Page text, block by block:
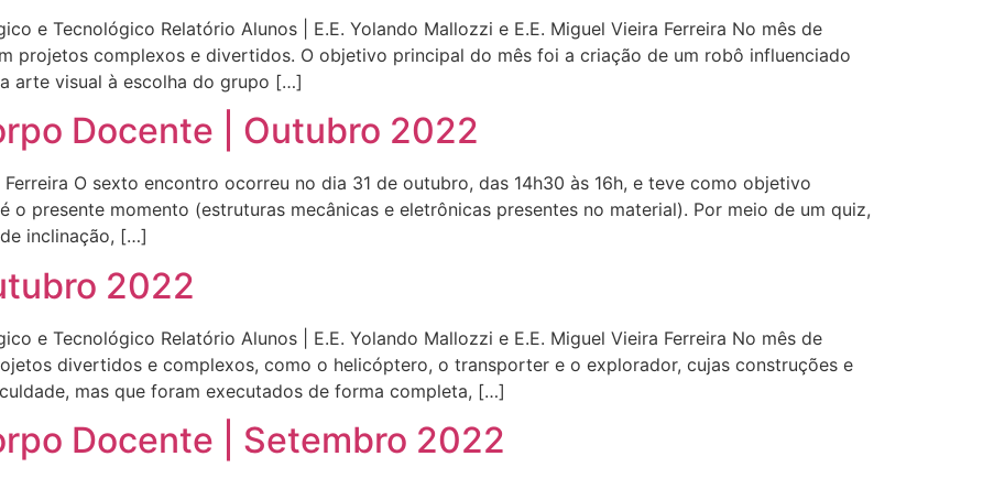
e Tecnológico Relatório Alunos | E.E. Yolando Mallozzi e E.E. Miguel Vieira Ferreira No mês de
projetos complexos e divertidos. O objetivo principal do mês foi a criação de um robô influenciado
arte visual à escolha do grupo […]
Docente | Outubro 2022
O sexto encontro ocorreu no dia 31 de outubro, das 14h30 às 16h, e teve como objetivo
presente momento (estruturas mecânicas e eletrônicas presentes no material). Por meio de um quiz,
inclinação, […]
2022
e Tecnológico Relatório Alunos | E.E. Yolando Mallozzi e E.E. Miguel Vieira Ferreira No mês de
divertidos e complexos, como o helicóptero, o transporter e o explorador, cujas construções e
mas que foram executados de forma completa, […]
Docente | Setembro 2022